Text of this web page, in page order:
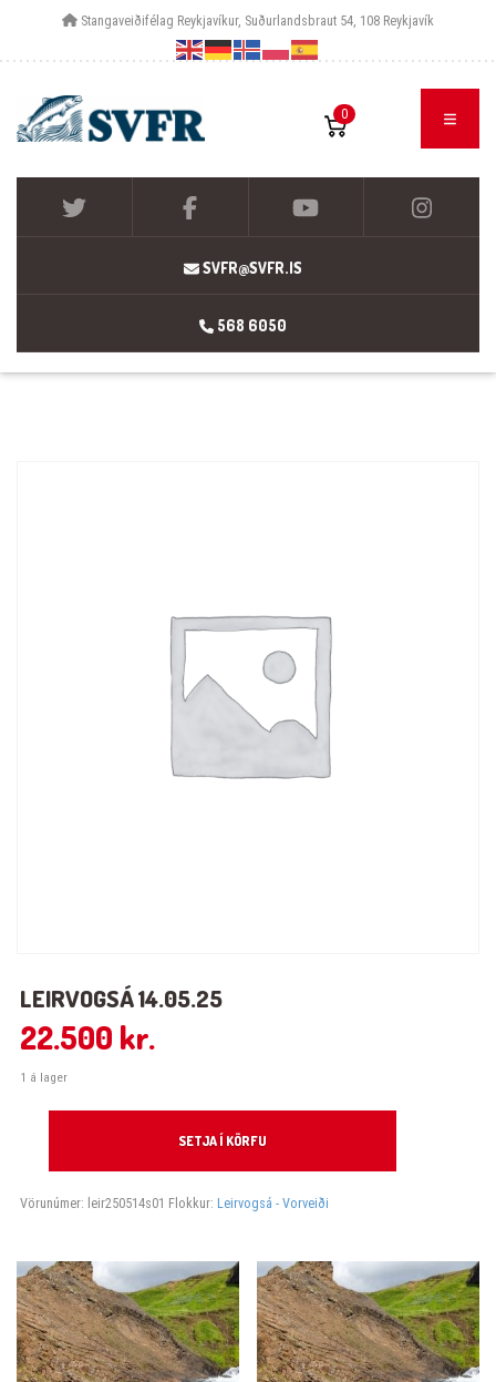
Stangaveiðifélag Reykjavíkur, Suðurlandsbraut 54, 108 Reykjavík
0
SVFR@SVFR.IS
568 6050
LEIRVOGSÁ 14.05.25
22.500 kr.
1 á lager
SETJA Í KÖRFU
Vörunúmer: leir250514s01 Flokkur: Leirvogsá - Vorveiði